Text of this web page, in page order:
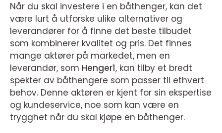
Når du skal investere i en båthenger, kan det
være lurt å utforske ulike alternativer og
leverandører for å finne det beste tilbudet
som kombinerer kvalitet og pris. Det finnes
mange aktører på markedet, men en
leverandør, som Henger1, kan tilby et bredt
spekter av båthengere som passer til ethvert
behov. Denne aktøren er kjent for sin ekspertise
og kundeservice, noe som kan være en
trygghet når du skal kjøpe en båthenger.